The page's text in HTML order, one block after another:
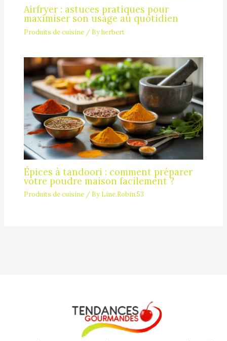
Airfryer : astuces pratiques pour
maximiser son usage au quotidien
Produits de cuisine / Byherbert
Épices à tandoori : comment préparer
votre poudre maison facilement ?
Produits de cuisine / By Line.Robin.53